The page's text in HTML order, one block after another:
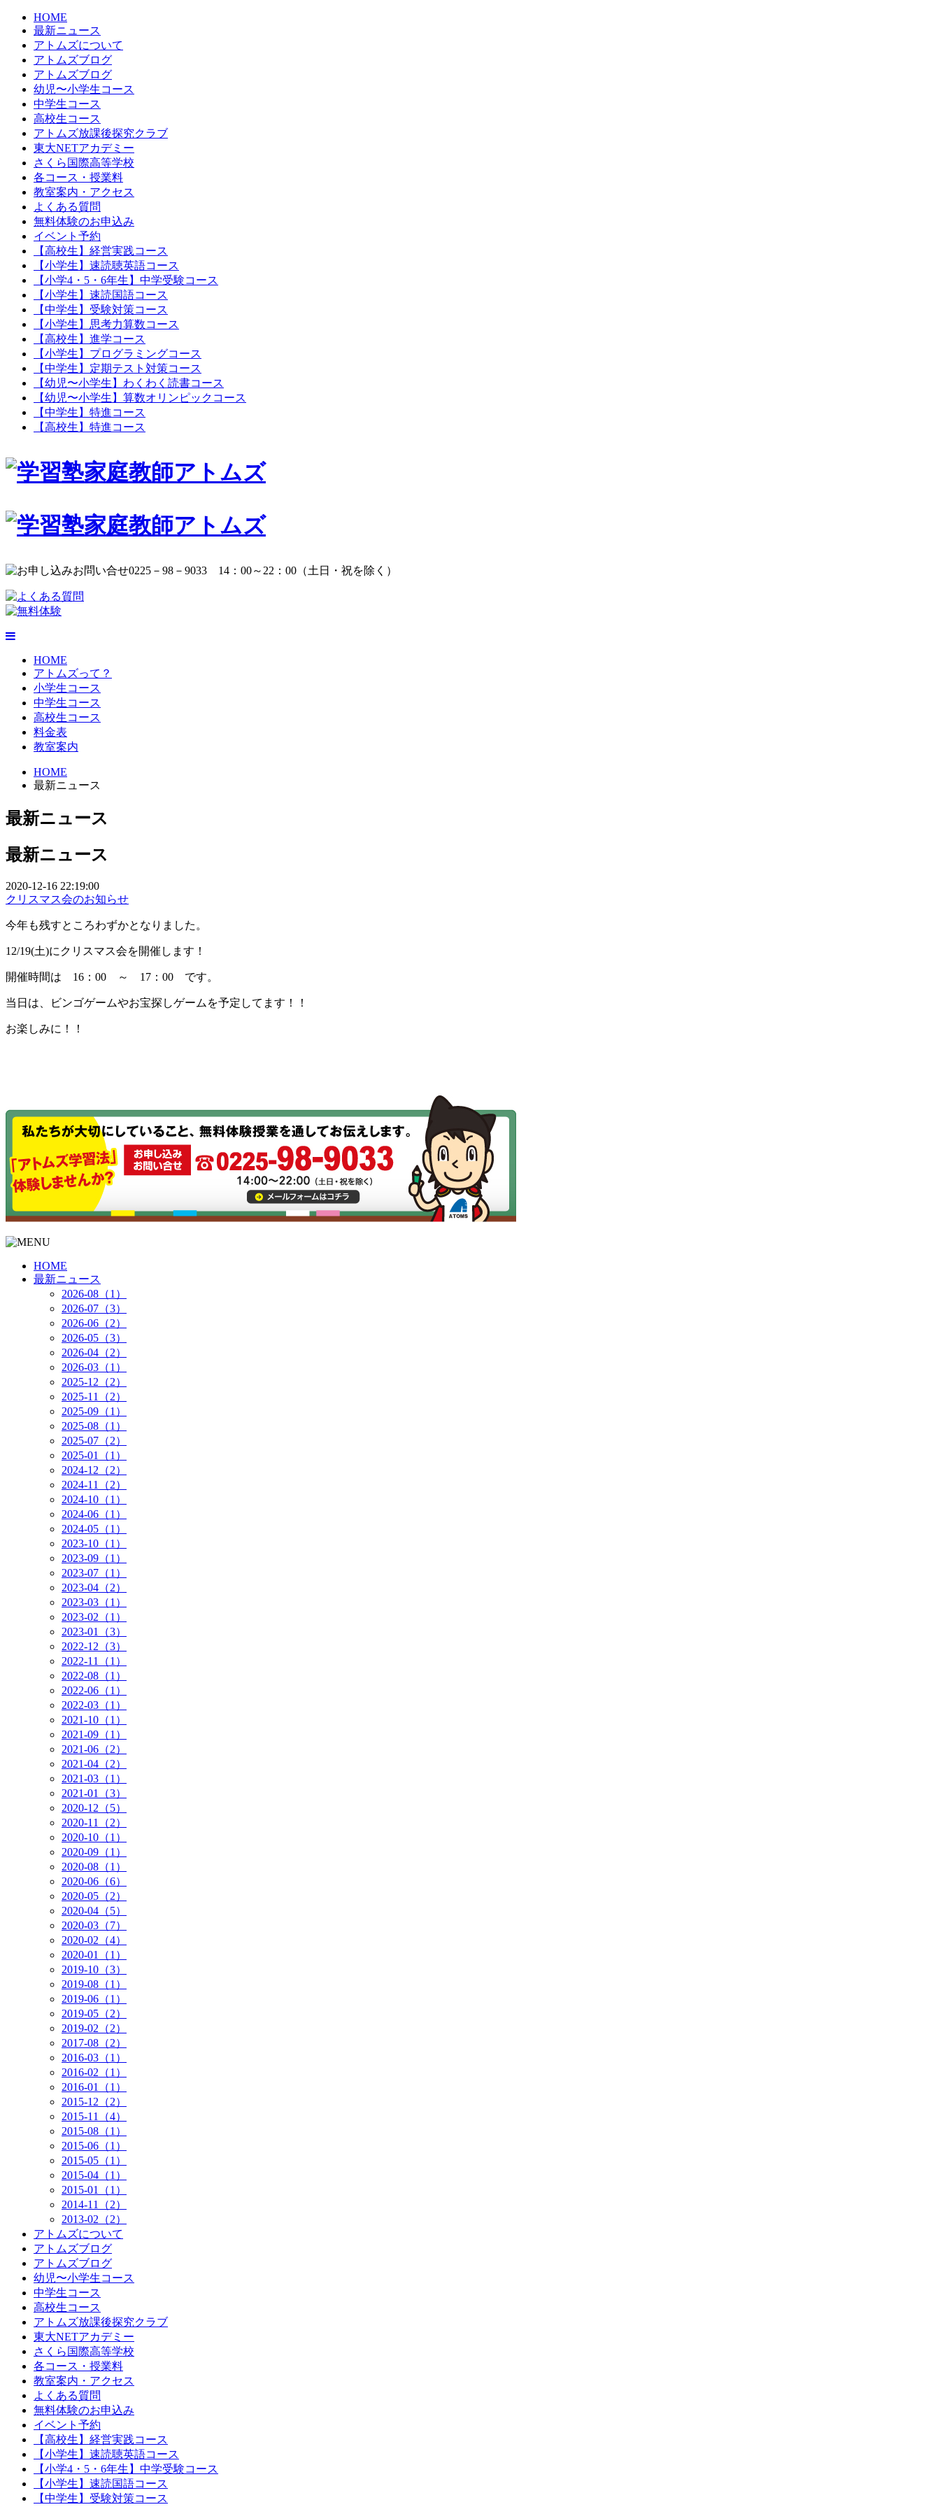
HOME
最新ニュース
アトムズについて
アトムズブログ
アトムズブログ
幼児〜小学生コース
中学生コース
高校生コース
アトムズ放課後探究クラブ
東大NETアカデミー
さくら国際高等学校
各コース・授業料
教室案内・アクセス
よくある質問
無料体験のお申込み
イベント予約
【高校生】経営実践コース
【小学生】速読聴英語コース
【小学4・5・6年生】中学受験コース
【小学生】速読国語コース
【中学生】受験対策コース
【小学生】思考力算数コース
【高校生】進学コース
【小学生】プログラミングコース
【中学生】定期テスト対策コース
【幼児〜小学生】わくわく読書コース
【幼児〜小学生】算数オリンピックコース
【中学生】特進コース
【高校生】特進コース
HOME
アトムズって？
小学生コース
中学生コース
高校生コース
料金表
教室案内
HOME
最新ニュース
最新ニュース
最新ニュース
2020-12-16 22:19:00
クリスマス会のお知らせ
今年も残すところわずかとなりました。
12/19(土)にクリスマス会を開催します！
開催時間は 16：00 ～ 17：00 です。
当日は、ビンゴゲームやお宝探しゲームを予定してます！！
お楽しみに！！
HOME
最新ニュース
2026-08（1）
2026-07（3）
2026-06（2）
2026-05（3）
2026-04（2）
2026-03（1）
2025-12（2）
2025-11（2）
2025-09（1）
2025-08（1）
2025-07（2）
2025-01（1）
2024-12（2）
2024-11（2）
2024-10（1）
2024-06（1）
2024-05（1）
2023-10（1）
2023-09（1）
2023-07（1）
2023-04（2）
2023-03（1）
2023-02（1）
2023-01（3）
2022-12（3）
2022-11（1）
2022-08（1）
2022-06（1）
2022-03（1）
2021-10（1）
2021-09（1）
2021-06（2）
2021-04（2）
2021-03（1）
2021-01（3）
2020-12（5）
2020-11（2）
2020-10（1）
2020-09（1）
2020-08（1）
2020-06（6）
2020-05（2）
2020-04（5）
2020-03（7）
2020-02（4）
2020-01（1）
2019-10（3）
2019-08（1）
2019-06（1）
2019-05（2）
2019-02（2）
2017-08（2）
2016-03（1）
2016-02（1）
2016-01（1）
2015-12（2）
2015-11（4）
2015-08（1）
2015-06（1）
2015-05（1）
2015-04（1）
2015-01（1）
2014-11（2）
2013-02（2）
アトムズについて
アトムズブログ
アトムズブログ
幼児〜小学生コース
中学生コース
高校生コース
アトムズ放課後探究クラブ
東大NETアカデミー
さくら国際高等学校
各コース・授業料
教室案内・アクセス
よくある質問
無料体験のお申込み
イベント予約
【高校生】経営実践コース
【小学生】速読聴英語コース
【小学4・5・6年生】中学受験コース
【小学生】速読国語コース
【中学生】受験対策コース